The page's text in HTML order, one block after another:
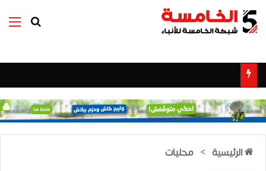
بحث عن
الرئيسية > محليات